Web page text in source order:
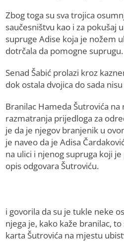
Zbog toga su sva trojica
saučesništvu kao i za pokušaj
supruge Adise koja je nožem
dotrčala da pomogne suprugu.
Senad Šabić prolazi kroz
dok ostala dvojica do sada
Branilac Hameda Šutrovića
razmatranja prijedloga za
je da je njegov branjenik u
je naveo da je Adisa
na ulici i njenog supruga koji
opis odgovara Šutroviću.
i govorila da su je tukle neke
njega je, kako kaže branilac,
karta Šutrovića na mjestu